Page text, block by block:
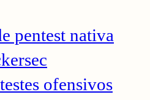
pentest nativa
ofensivos